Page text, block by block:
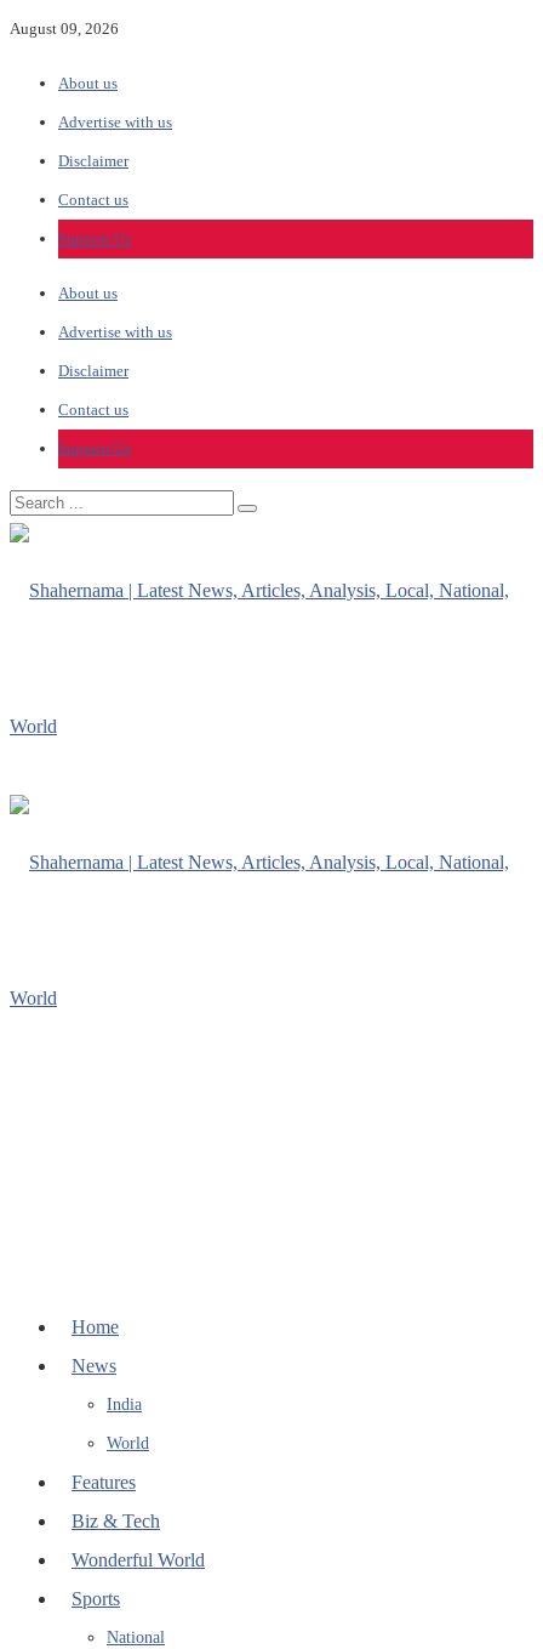
August 09, 2026
About us
Advertise with us
Disclaimer
Contact us
Support Us
About us
Advertise with us
Disclaimer
Contact us
Support Us
Home
News
India
World
Features
Biz & Tech
Wonderful World
Sports
National